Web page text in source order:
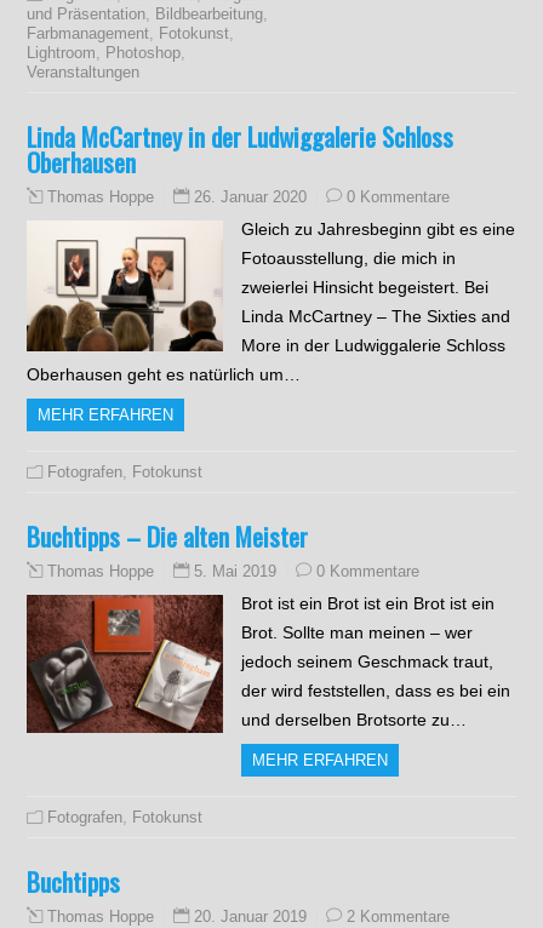
und Präsentation, Bildbearbeitung,
Farbmanagement, Fotokunst,
Lightroom, Photoshop,
Veranstaltungen
Linda McCartney in der Ludwiggalerie Schloss
Oberhausen
Thomas Hoppe 26. Januar 2020 0 Kommentare
Gleich zu Jahresbeginn gibt es eine
Fotoausstellung, die mich in
zweierlei Hinsicht begeistert. Bei
Linda McCartney – The Sixties and
More in der Ludwiggalerie Schloss
Oberhausen geht es natürlich um…
MEHR ERFAHREN
Fotografen, Fotokunst
Buchtipps – Die alten Meister
Thomas Hoppe 5. Mai 2019 0 Kommentare
Brot ist ein Brot ist ein Brot ist ein
Brot. Sollte man meinen – wer
jedoch seinem Geschmack traut,
der wird feststellen, dass es bei ein
und derselben Brotsorte zu…
MEHR ERFAHREN
Fotografen, Fotokunst
Buchtipps
Thomas Hoppe 20. Januar 2019 2 Kommentare